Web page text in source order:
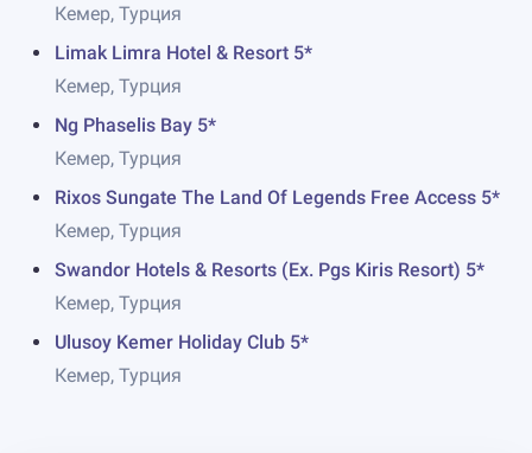
Кемер, Турция
Limak Limra Hotel & Resort 5*
Кемер, Турция
Ng Phaselis Bay 5*
Кемер, Турция
Rixos Sungate The Land Of Legends Free Access 5*
Кемер, Турция
Swandor Hotels & Resorts (Ex. Pgs Kiris Resort) 5*
Кемер, Турция
Ulusoy Kemer Holiday Club 5*
Кемер, Турция